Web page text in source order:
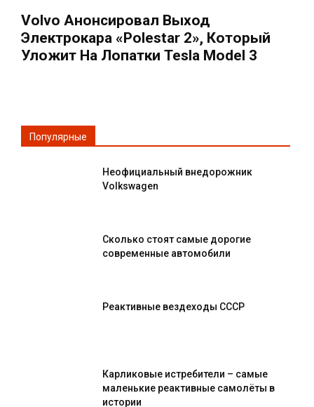
Volvo Анонсировал Выход
Электрокара «Polestar 2», Который
Уложит На Лопатки Tesla Model 3
Популярные
Неофициальный внедорожник
Volkswagen
Сколько стоят самые дорогие
современные автомобили
Реактивные вездеходы СССР
Карликовые истребители – самые
маленькие реактивные самолёты в
истории